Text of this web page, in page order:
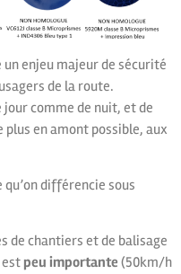
enjeu majeur de sécurité
de la route.
jour comme de nuit, et de
en amont possible, aux
qu’on différencie sous
de chantiers et de balisage
est peu importante (50km/h